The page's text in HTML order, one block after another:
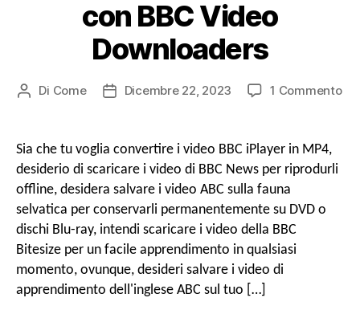
con BBC Video
Downloaders
Post
Di Come
DataDicembre 22, 2023 1 CommentoSU
Sia che tu voglia convertire i video BBC iPlayer in MP4,
desiderio di scaricare i video di BBC News per riprodurli
offline, desidera salvare i video ABC sulla fauna
selvatica per conservarli permanentemente su DVD o
dischi Blu-ray, intendi scaricare i video della BBC
Bitesize per un facile apprendimento in qualsiasi
momento, ovunque, desideri salvare i video di
apprendimento dell'inglese ABC sul tuo […]